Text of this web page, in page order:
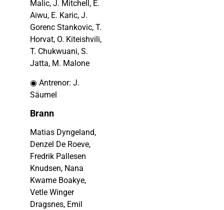
Malic, J. Mitchell, E.
Aiwu, E. Karic, J.
Gorenc Stankovic, T.
Horvat, O. Kiteishvili,
T. Chukwuani, S.
Jatta, M. Malone
◉ Antrenor: J.
Säumel
Brann
Matias Dyngeland,
Denzel De Roeve,
Fredrik Pallesen
Knudsen, Nana
Kwame Boakye,
Vetle Winger
Dragsnes, Emil